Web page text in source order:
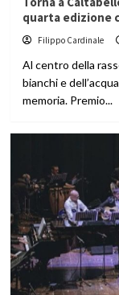
quarta edizione
Filippo Cardinale
Al centro della
bianchi e
memoria. Premio...